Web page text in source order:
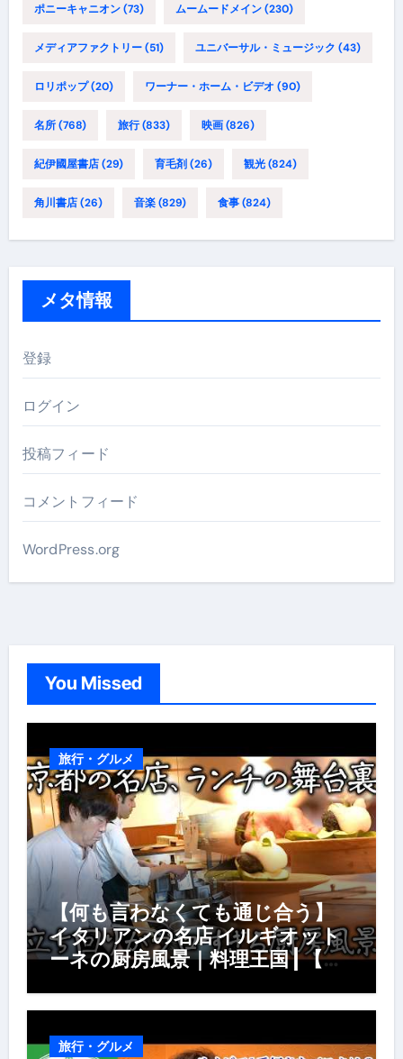
ポニーキャニオン(73) ムームードメイン(230)
メディアファクトリー(51) ユニバーサル・ミュージック (43)
ロリポップ(20) ワーナー・ホーム・ビデオ (90)
名所(768) 旅行(833) 映画(826)
紀伊國屋書店(29) 育毛剤(26) 観光(824)
角川書店(26) 音楽(829) 食事(824)
メタ情報
登録
ログイン
投稿フィード
コメントフィード
WordPress.org
You Missed
旅行・グルメ
【何も言わなくても通じ合う】
イタリアンの名店 イルギオット
ーネの厨房風景｜料理王国 | 【厨
風景】
旅行・グルメ